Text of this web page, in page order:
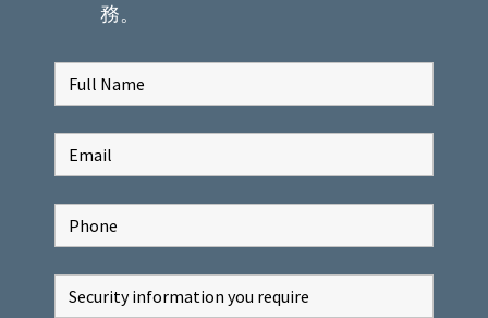
務。